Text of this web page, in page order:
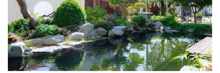
Sản phẩm
Thị trường
Tư vấn
Lịch phát sóng
Chuyên mục khác